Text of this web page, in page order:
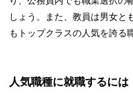
しょう。また、教員は男女と
もトップクラスの人気を誇る
人気職種に就職するには